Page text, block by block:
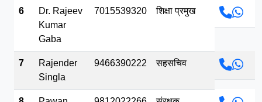
6
Dr. Rajeev
Kumar
Gaba
7015539320 शिक्षा प्रमुख
7
Rajender
Singla
9466390222 सहसचिव